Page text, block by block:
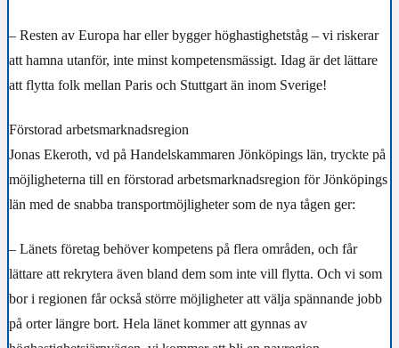
– Resten av Europa har eller bygger höghastighetståg – vi riskerar
att hamna utanför, inte minst kompetensmässigt. Idag är det lättare
att flytta folk mellan Paris och Stuttgart än inom Sverige!
Förstorad arbetsmarknadsregion
Jonas Ekeroth, vd på Handelskammaren Jönköpings län, tryckte på
möjligheterna till en förstorad arbetsmarknadsregion för Jönköpings
län med de snabba transportmöjligheter som de nya tågen ger:
– Länets företag behöver kompetens på flera områden, och får
lättare att rekrytera även bland dem som inte vill flytta. Och vi som
bor i regionen får också större möjligheter att välja spännande jobb
på orter längre bort. Hela länet kommer att gynnas av